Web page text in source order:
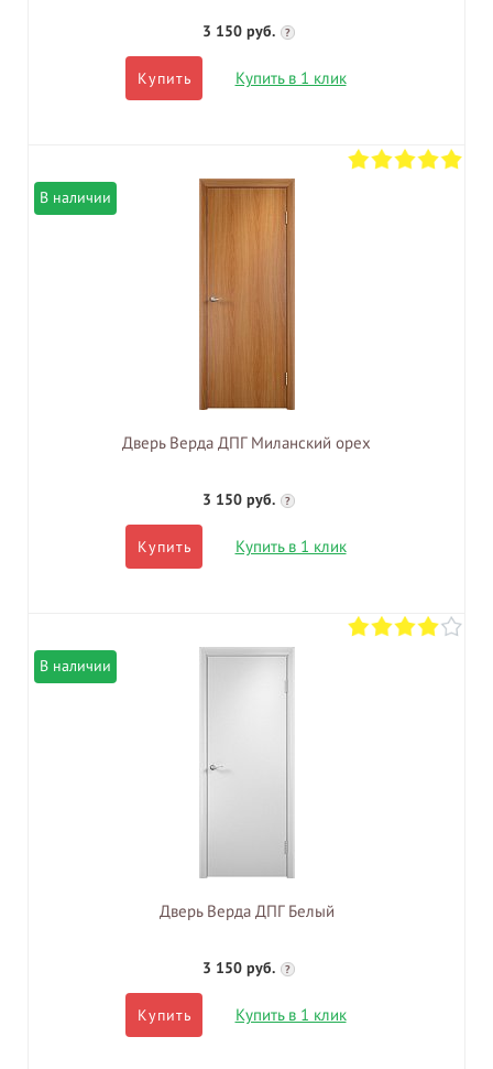
3 150 руб. ?
Купить Купить в 1 клик
В наличии
Дверь Верда ДПГ Миланский орех
3 150 руб. ?
Купить Купить в 1 клик
В наличии
Дверь Верда ДПГ Белый
3 150 руб. ?
Купить Купить в 1 клик